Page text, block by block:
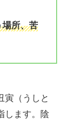
所、苦
寅（うしと
します。陰